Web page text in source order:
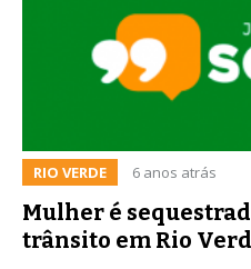
RIO VERDE 6 anos atrás
Mulher é
trânsito em Rio